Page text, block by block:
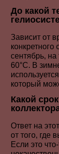
До какой
Зависит от
сентябрь,
60°C. В
который
Какой
Ответ на
от того, где
Если это